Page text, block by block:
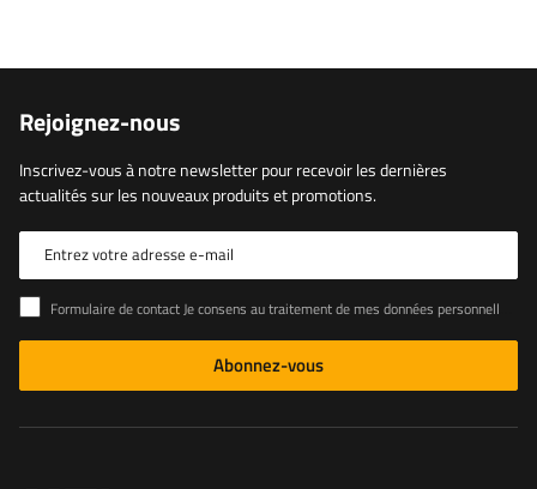
Rejoignez-nous
Inscrivez-vous à notre newsletter pour recevoir les dernières
actualités sur les nouveaux produits et promotions.
Entrez votre adresse e-mail
Formulaire de contact Je consens au traitement de mes données personnelles contenues dans le formulaire de contact conformément au règlement du Parlement européen et du Conseil (UE)
Abonnez-vous